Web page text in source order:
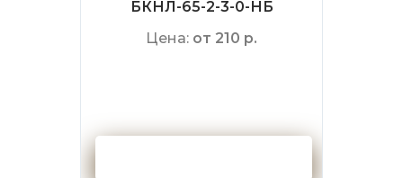
БКНЛ-65-2-3-0-НБ
Цена: от 210 р.